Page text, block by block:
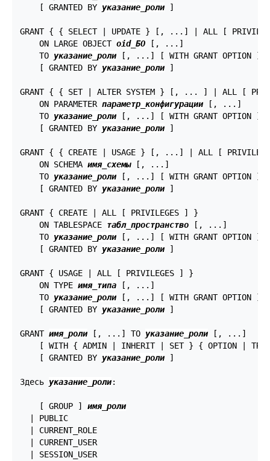
    [ GRANTED BY
указание_роли ]
GRANT { { SELECT | UPDATE } [, ...] | ALL [
    ON LARGE OBJECT
oid_БО [, ...]
    TO
указание_роли [, ...] [ WITH GRANT OPTION ]
    [ GRANTED BY
указание_роли ]
GRANT { { SET | ALTER SYSTEM } [, ... ] | ALL [
    ON PARAMETER
параметр_конфигурации [, ...]
    TO
указание_роли [, ...] [ WITH GRANT OPTION ]
    [ GRANTED BY
указание_роли ]
GRANT { { CREATE | USAGE } [, ...] | ALL [
    ON SCHEMA
имя_схемы [, ...]
    TO
указание_роли [, ...] [ WITH GRANT OPTION ]
    [ GRANTED BY
указание_роли ]
GRANT { CREATE | ALL [ PRIVILEGES ] }
    ON TABLESPACE
табл_пространство [, ...]
    TO
указание_роли [, ...] [ WITH GRANT OPTION ]
    [ GRANTED BY
указание_роли ]
GRANT { USAGE | ALL [ PRIVILEGES ] }
    ON TYPE
имя_типа [, ...]
    TO
указание_роли [, ...] [ WITH GRANT OPTION ]
    [ GRANTED BY
указание_роли ]
GRANT имя_роли [, ...] TO указание_роли [, ...]
[ WITH { ADMIN | INHERIT | SET } { OPTION |
    [ GRANTED BY
указание_роли ]
Здесь указание_роли:
    [ GROUP ]
имя_роли
  | PUBLIC
  | CURRENT_ROLE
  | CURRENT_USER
  | SESSION_USER